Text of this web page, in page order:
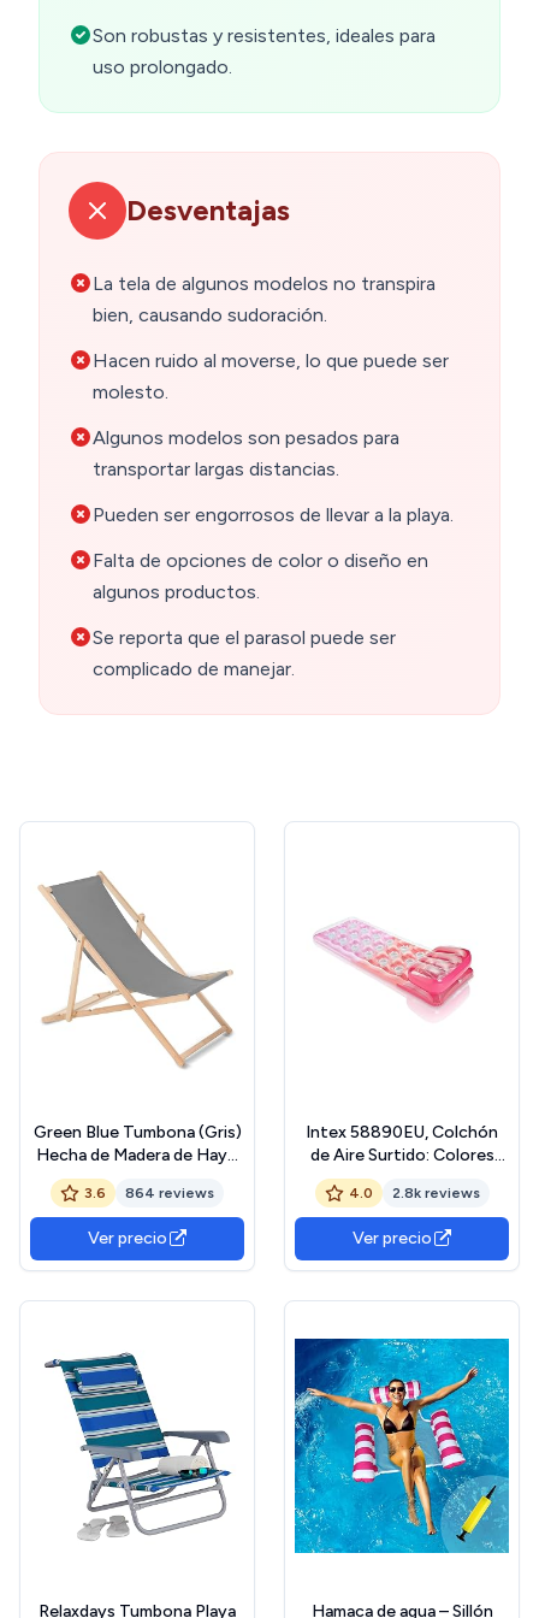
Son robustas y resistentes, ideales para
uso prolongado.
Desventajas
La tela de algunos modelos no transpira
bien, causando sudoración.
Hacen ruido al moverse, lo que puede ser
molesto.
Algunos modelos son pesados para
transportar largas distancias.
Pueden ser engorrosos de llevar a la playa.
Falta de opciones de color o diseño en
algunos productos.
Se reporta que el parasol puede ser
complicado de manejar.
Green Blue Tumbona (Gris)
Hecha de Madera de Haya,
Disponible en 12 Colores,
práctica, cómoda …
3.6 864 reviews
Ver precio
Intex 58890EU, Colchón
de Aire Surtido: Colores
aleatorios, 188 X 71 cm
4.0 2.8k reviews
Ver precio
Relaxdays Tumbona Playa
Hamaca de agua – Sillón